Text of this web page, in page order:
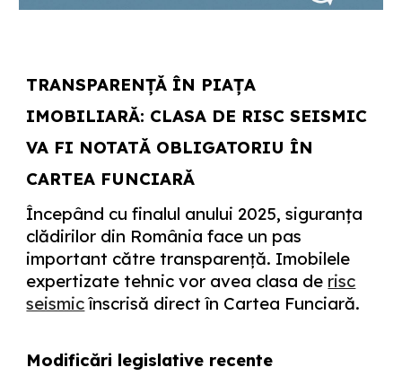
TRANSPARENȚĂ ÎN PIAȚA
IMOBILIARĂ: CLASA DE RISC SEISMIC
VA FI NOTATĂ OBLIGATORIU ÎN
CARTEA FUNCIARĂ
Începând cu finalul anului 2025, siguranța
clădirilor din România face un pas
important către transparență. Imobilele
expertizate tehnic vor avea clasa de risc
seismicînscrisă direct în Cartea Funciară.
Modificări legislative recente